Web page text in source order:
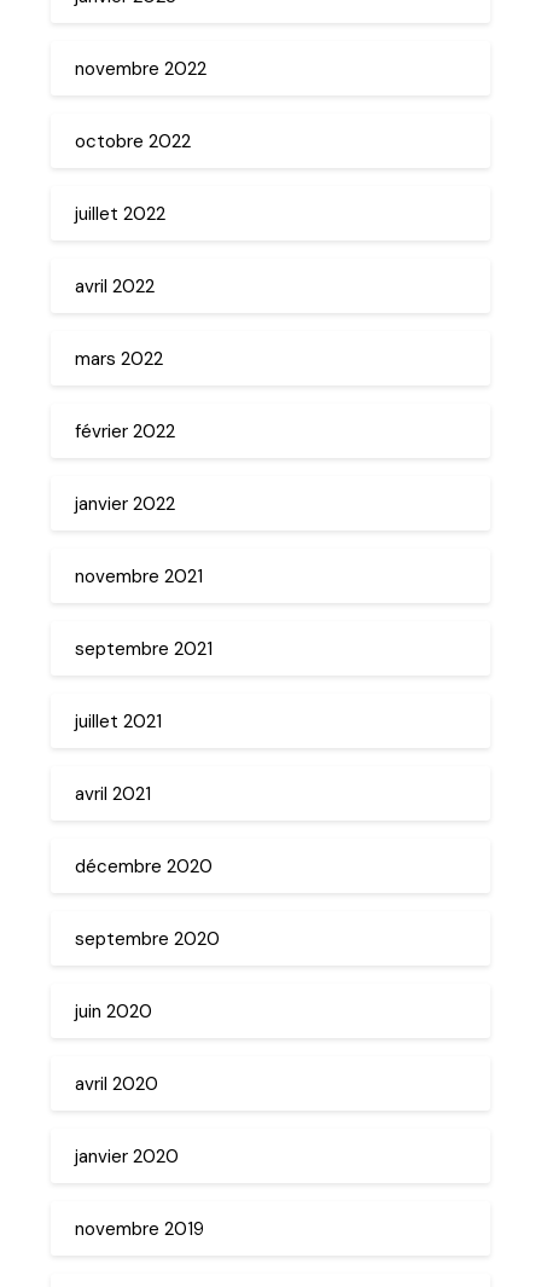
novembre 2022
octobre 2022
juillet 2022
avril 2022
mars 2022
février 2022
janvier 2022
novembre 2021
septembre 2021
juillet 2021
avril 2021
décembre 2020
septembre 2020
juin 2020
avril 2020
janvier 2020
novembre 2019